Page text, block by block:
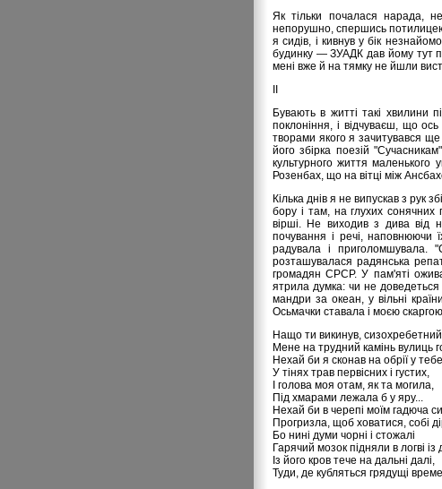
Як тільки почалася нарада,
непорушно, спершись
я сидів, і кивнув у бік
будинку — ЗУАДК дав йому тут
мені вже й на тямку не йшли
Бувають в житті такі хвилини
поклоніння, і відчуваєш, що
творами якого я зачитувався
його збірка поезій
культурного життя маленького
Розенбах, що на вітці між
Кілька днів я не випускав з рук
бору і там, на глухих сонячних
вірші. Не виходив з дива від
почування і речі, наповнюючи
радувала і приголомшувала.
розташувалася радянська
громадян СРСР. У пам'яті
ятрила думка: чи не
мандри за океан, у вільні
Осьмачки ставала і моєю
Нащо ти викинув,
Мене на трудний камінь вулиць
Нехай би я сконав на обрії у тебе
У тінях трав первісних і густих,
І голова моя отам, як та могила,
Під хмарами лежала б у яру...
Нехай би в черепі моїм гадюча
Прогризла, щоб ховатися, собі
Бо нині думи чорні і стожалі
Гарячий мозок підняли в логві із
Із його кров тече на дальні далі,
Туди, де кубляться грядущі